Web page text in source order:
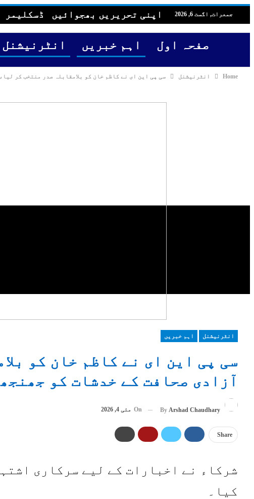
جمعرات, اگست 6, 2026 اپنی تحریریں بھجوائیں ڈسکلیمر
صفحہ اول اہم خبریں انٹرنیشنل
Home انٹرنیشنل سی پی این ای نے کاظم خان کو بلامقابلہ صدر منتخب کر
انٹرنیشنل اہم خبریں
سی پی این ای نے کاظم خان کو
آزادی صحافت کے خدشات کو
By Arshad Chaudhary
On مئی 4, 2026
Share
شرکاء نے اخبارات کے لیے سرکاری
کیا۔